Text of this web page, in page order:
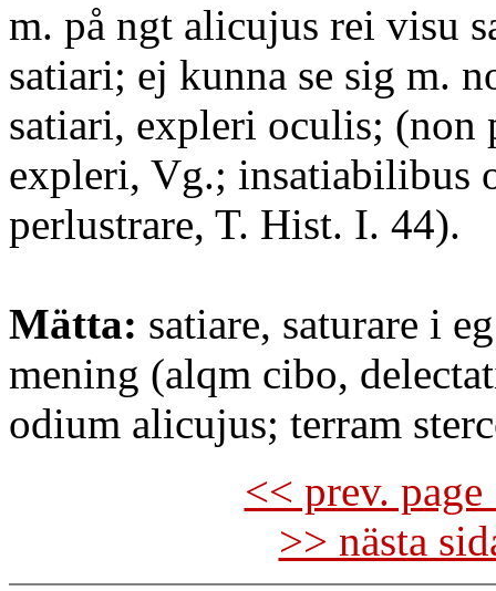
m. på ngt alicujus rei visu
satiari; ej kunna se sig m.
satiari, expleri oculis; (non
expleri, Vg.; insatiabilibus
perlustrare, T. Hist. I. 44).
Mätta: satiare, saturare i
mening (alqm cibo,
odium alicujus; terram
<< prev.
>> nästa